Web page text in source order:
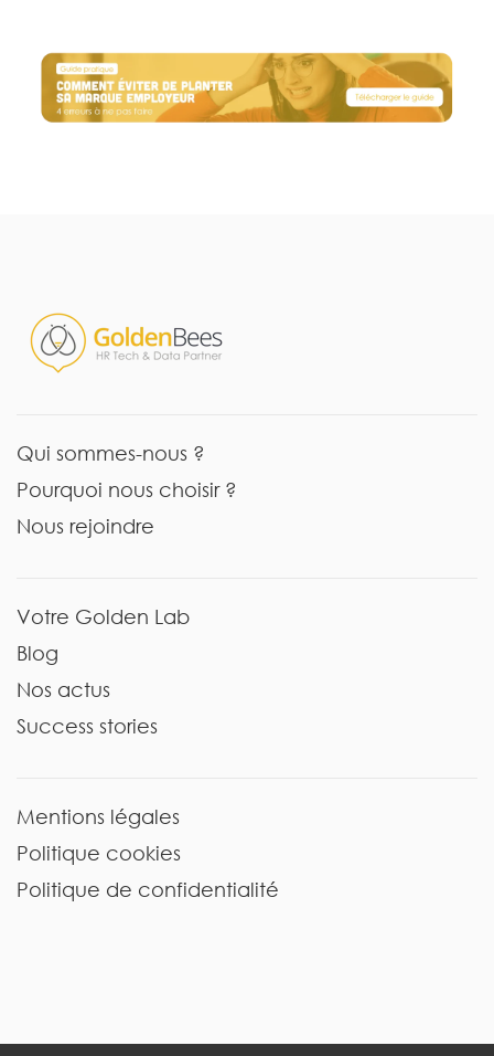
Qui sommes-nous ?
Pourquoi nous choisir ?
Nous rejoindre
Votre Golden Lab
Blog
Nos actus
Success stories
Mentions légales
Politique cookies
Politique de confidentialité